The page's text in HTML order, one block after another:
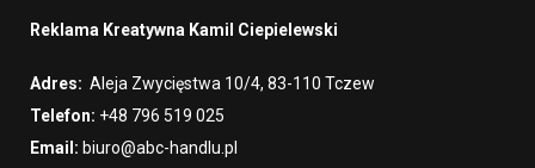
Reklama Kreatywna Kamil Ciepielewski
Adres: Aleja Zwycięstwa 10/4, 83-110 Tczew
Telefon: +48 796 519 025
Email: biuro@abc-handlu.pl